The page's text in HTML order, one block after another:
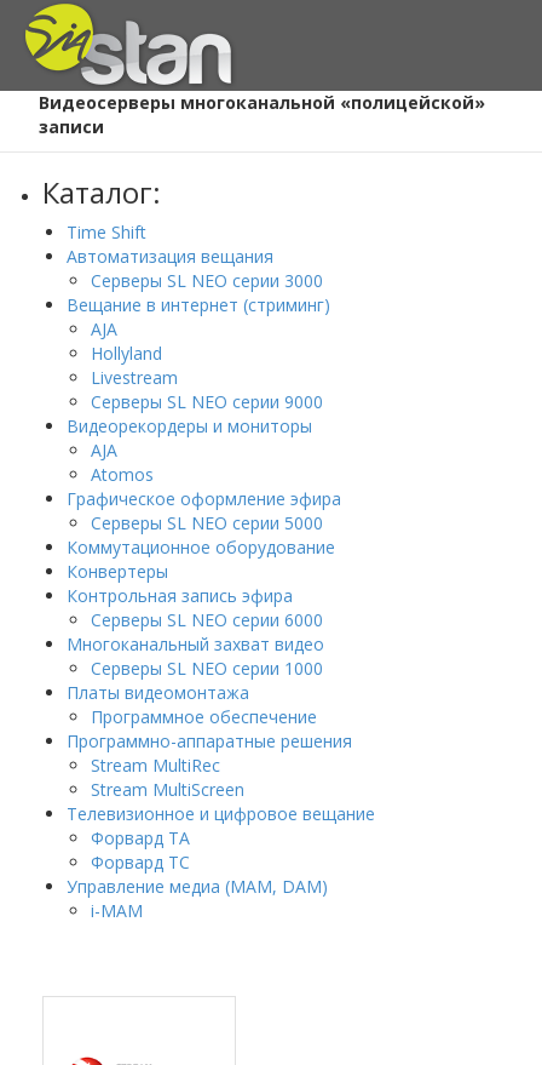
Главная / Каталог
Видеосерверы многоканальной «полицейской»
записи
Каталог:
Time Shift
Автоматизация вещания
Серверы SL NEO серии 3000
Вещание в интернет (стриминг)
AJA
Hollyland
Livestream
Серверы SL NEO серии 9000
Видеорекордеры и мониторы
AJA
Atomos
Графическое оформление эфира
Серверы SL NEO серии 5000
Коммутационное оборудование
Конвертеры
Контрольная запись эфира
Серверы SL NEO серии 6000
Многоканальный захват видео
Серверы SL NEO серии 1000
Платы видеомонтажа
Программное обеспечение
Программно-аппаратные решения
Stream MultiRec
Stream MultiScreen
Телевизионное и цифровое вещание
Форвард ТА
Форвард ТС
Управление медиа (MAM, DAM)
i-MAM